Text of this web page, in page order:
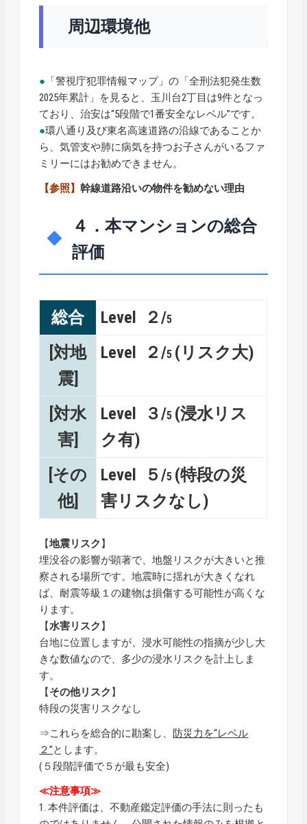
周辺環境他
● 「警視庁犯罪情報マップ」の「全刑法犯発生数
2025年累計」を見ると、玉川台2丁目は9件となっ
ており、治安は“5段階で1番安全なレベル”です。
●環八通り及び東名高速道路の沿線であることか
ら、気管支や肺に病気を持つお子さんがいるファ
ミリーにはお勧めできません。
【参照】幹線道路沿いの物件を勧めない理由
４．本マンションの総合
評価
総合 Level ２/5
[対地
震]
Level ２/5 (リスク大)
[対水
害]
Level ３/5 (浸水リス
ク有)
[その
他]
Level ５/5 (特段の災
害リスクなし)
【地震リスク 】
埋没谷の影響が顕著で、地盤リスクが大きいと推
察される場所です。地震時に揺れが大きくなれ
ば、耐震等級１の建物は損傷する可能性が高くな
ります。
【水害リスク 】
台地に位置しますが、浸水可能性の指摘が少し大
きな数値なので、多少の浸水リスクを計上しま
す。
【その他リスク 】
特段の災害リスクなし
⇒これらを総合的に勘案し、 防災力を“レベル
２”とします。
(５段階評価で５が最も安全)
≪注意事項≫
1. 本件評価は、不動産鑑定評価の手法に則ったも